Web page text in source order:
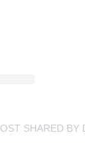
SHARED BY